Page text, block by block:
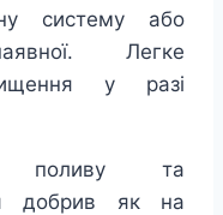
систему або
Легке
у разі
поливу та
добрив як на